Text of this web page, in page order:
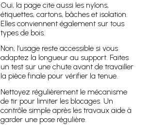
Oui, la page cite aussi les nylons,
étiquettes, cartons, bâches et isolation.
Elles conviennent également sur tous
types de bois.
Non, l’usage reste accessible si vous
adaptez la longueur au support. Faites
un test sur une chute avant de travailler
la pièce finale pour vérifier la tenue.
Nettoyez régulièrement le mécanisme
de tir pour limiter les blocages. Un
contrôle simple après les travaux aide à
garder une pose régulière.